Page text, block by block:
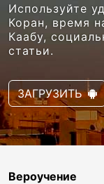
Используйте
Коран, время
Каабу,
статьи.
ЗАГРУЗИТЬ
Вероучение